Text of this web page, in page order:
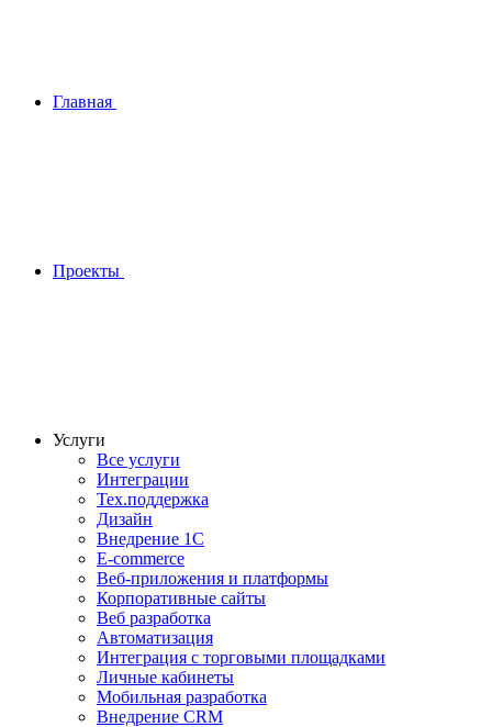
Главная
Проекты
Услуги
Все услуги
Интеграции
Тех.поддержка
Дизайн
Внедрение 1С
E-commerce
Веб-приложения и платформы
Корпоративные сайты
Веб разработка
Автоматизация
Интеграция с торговыми площадками
Личные кабинеты
Мобильная разработка
Внедрение CRM